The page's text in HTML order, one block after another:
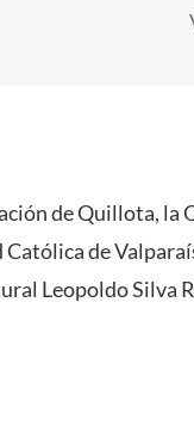
de Quillota, la
de
Leopoldo Silva